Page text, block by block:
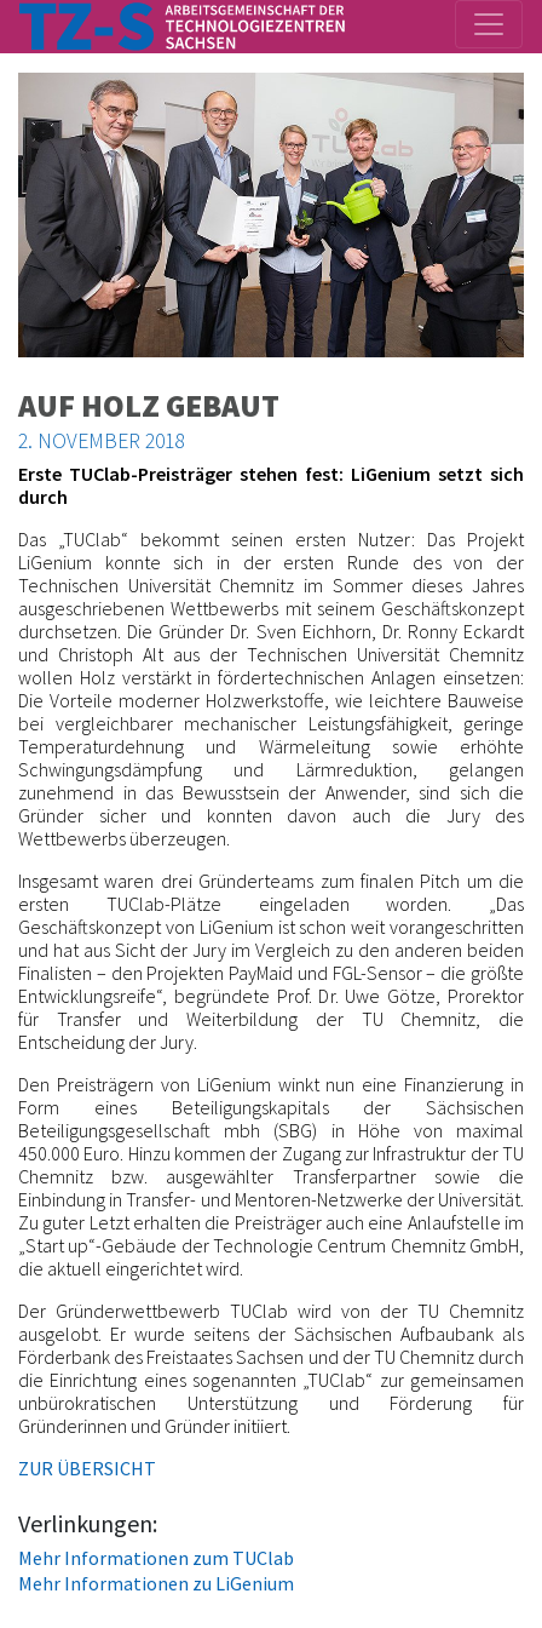
AUF HOLZ GEBAUT
2. NOVEMBER 2018
Erste TUClab-Preisträger stehen fest: LiGenium setzt sich
durch
Das „TUClab“ bekommt seinen ersten Nutzer: Das Projekt
LiGenium konnte sich in der ersten Runde des von der
Technischen Universität Chemnitz im Sommer dieses Jahres
ausgeschriebenen Wettbewerbs mit seinem Geschäftskonzept
durchsetzen. Die Gründer Dr. Sven Eichhorn, Dr. Ronny Eckardt
und Christoph Alt aus der Technischen Universität Chemnitz
wollen Holz verstärkt in fördertechnischen Anlagen einsetzen:
Die Vorteile moderner Holzwerkstoffe, wie leichtere Bauweise
bei vergleichbarer mechanischer Leistungsfähigkeit, geringe
Temperaturdehnung und Wärmeleitung sowie erhöhte
Schwingungsdämpfung und Lärmreduktion, gelangen
zunehmend in das Bewusstsein der Anwender, sind sich die
Gründer sicher und konnten davon auch die Jury des
Wettbewerbs überzeugen.
Insgesamt waren drei Gründerteams zum finalen Pitch um die
ersten TUClab-Plätze eingeladen worden. „Das
Geschäftskonzept von LiGenium ist schon weit vorangeschritten
und hat aus Sicht der Jury im Vergleich zu den anderen beiden
Finalisten – den Projekten PayMaid und FGL-Sensor – die größte
Entwicklungsreife“, begründete Prof. Dr. Uwe Götze, Prorektor
für Transfer und Weiterbildung der TU Chemnitz, die
Entscheidung der Jury.
Den Preisträgern von LiGenium winkt nun eine Finanzierung in
Form eines Beteiligungskapitals der Sächsischen
Beteiligungsgesellschaft mbh (SBG) in Höhe von maximal
450.000 Euro. Hinzu kommen der Zugang zur Infrastruktur der TU
Chemnitz bzw. ausgewählter Transferpartner sowie die
Einbindung in Transfer- und Mentoren-Netzwerke der Universität.
Zu guter Letzt erhalten die Preisträger auch eine Anlaufstelle im
„Start up“-Gebäude der Technologie Centrum Chemnitz GmbH,
die aktuell eingerichtet wird.
Der Gründerwettbewerb TUClab wird von der TU Chemnitz
ausgelobt. Er wurde seitens der Sächsischen Aufbaubank als
Förderbank des Freistaates Sachsen und der TU Chemnitz durch
die Einrichtung eines sogenannten „TUClab“ zur gemeinsamen
unbürokratischen Unterstützung und Förderung für
Gründerinnen und Gründer initiiert.
ZUR ÜBERSICHT
Verlinkungen:
Mehr Informationen zum TUClab
Mehr Informationen zu LiGenium